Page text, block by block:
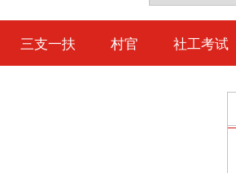
三支一扶 村官 社工考试